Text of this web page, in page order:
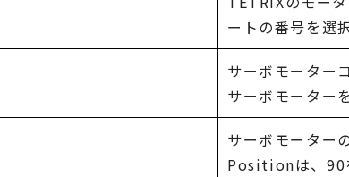
ートの番号を選
サーボモーター
サーボモーター
サーボモーター
Positionは、90